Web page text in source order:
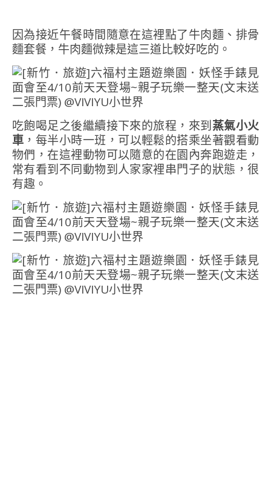
因為接近午餐時間隨意在這裡點了牛肉麵、排骨
麵套餐，牛肉麵微辣是這三道比較好吃的。
吃飽喝足之後繼續接下來的旅程，來到蒸氣小火
車 ，每半小時一班，可以輕鬆的搭乘坐著觀看動
物們，在這裡動物可以隨意的在園內奔跑遊走，
常有看到不同動物到人家家裡串門子的狀態，很
有趣。